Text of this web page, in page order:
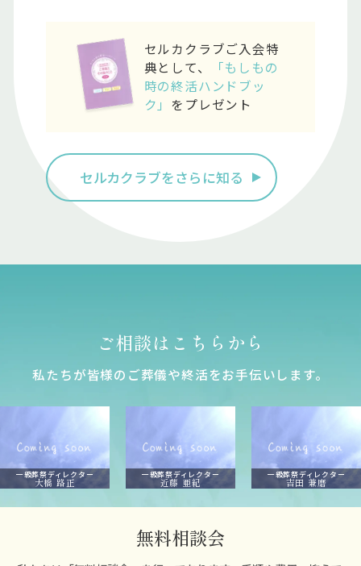
セルカクラブご入会特
典として、
「もしもの
時の終活ハンドブッ
ク」 をプレゼント
セルカクラブをさらに知る
ご相談はこちらから
私たちが皆様のご葬儀や終活をお⼿伝いします。
一級葬祭ディレクター
大橋 路正
一級葬祭ディレクター
近藤 亜紀
一級葬祭ディレクター
吉田 兼磨
無料相談会